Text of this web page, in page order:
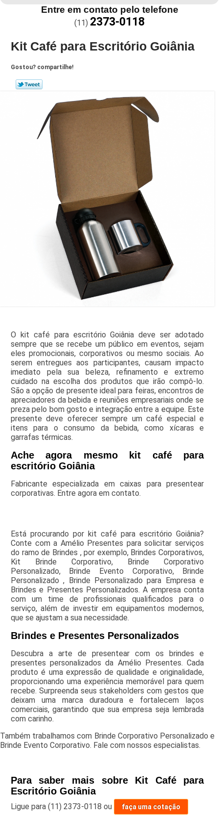
Entre em contato pelo telefone
(11) 2373-0118
Kit Café para Escritório Goiânia
Gostou? compartilhe!
O kit café para escritório Goiânia deve ser adotado
sempre que se recebe um público em eventos, sejam
eles promocionais, corporativos ou mesmo sociais. Ao
serem entregues aos participantes, causam impacto
imediato pela sua beleza, refinamento e extremo
cuidado na escolha dos produtos que irão compô-lo.
São a opção de presente ideal para feiras, encontros de
apreciadores da bebida e reuniões empresariais onde se
preza pelo bom gosto e integração entre a equipe. Este
presente deve oferecer sempre um café especial e
itens para o consumo da bebida, como xícaras e
garrafas térmicas.
Ache agora mesmo kit café para
escritório Goiânia
Fabricante especializada em caixas para presentear
corporativas. Entre agora em contato.
Está procurando por kit café para escritório Goiânia?
Conte com a Amélio Presentes para solicitar serviços
do ramo de Brindes , por exemplo, Brindes Corporativos,
Kit Brinde Corporativo, Brinde Corporativo
Personalizado, Brinde Evento Corporativo, Brinde
Personalizado , Brinde Personalizado para Empresa e
Brindes e Presentes Personalizados. A empresa conta
com um time de profissionais qualificados para o
serviço, além de investir em equipamentos modernos,
que se ajustam a sua necessidade.
Brindes e Presentes Personalizados
Descubra a arte de presentear com os brindes e
presentes personalizados da Amélio Presentes. Cada
produto é uma expressão de qualidade e originalidade,
proporcionando uma experiência memorável para quem
recebe. Surpreenda seus stakeholders com gestos que
deixam uma marca duradoura e fortalecem laços
comerciais, garantindo que sua empresa seja lembrada
com carinho.
Também trabalhamos com Brinde Corporativo Personalizado e
Brinde Evento Corporativo. Fale com nossos especialistas.
Para saber mais sobre Kit Café para
Escritório Goiânia
Ligue para (11) 2373-0118 ou faça uma cotação